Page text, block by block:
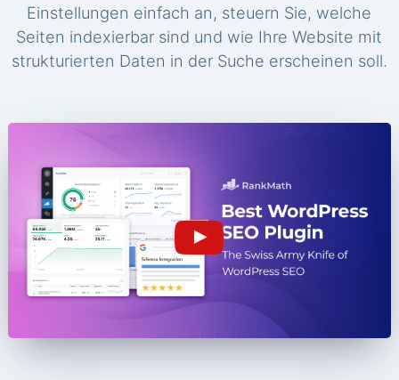
Einstellungen einfach an, steuern Sie, welche
Seiten indexierbar sind und wie Ihre Website mit
strukturierten Daten in der Suche erscheinen soll.